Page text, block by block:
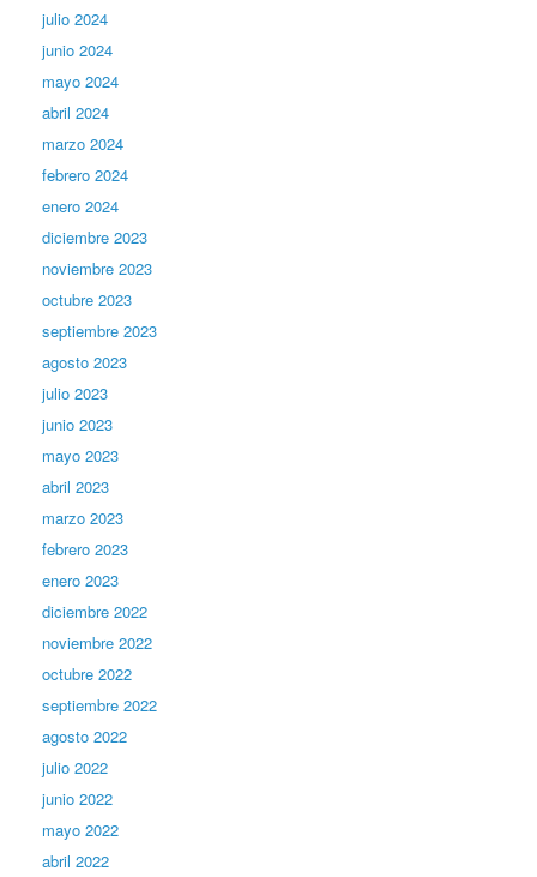
julio 2024
junio 2024
mayo 2024
abril 2024
marzo 2024
febrero 2024
enero 2024
diciembre 2023
noviembre 2023
octubre 2023
septiembre 2023
agosto 2023
julio 2023
junio 2023
mayo 2023
abril 2023
marzo 2023
febrero 2023
enero 2023
diciembre 2022
noviembre 2022
octubre 2022
septiembre 2022
agosto 2022
julio 2022
junio 2022
mayo 2022
abril 2022